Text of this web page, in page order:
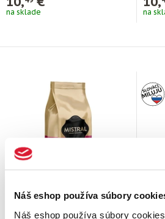
Náš eshop používa súbory
Náš eshop používa súbory
na sklade na
Zrnková káva Intense
Espresso 400 g